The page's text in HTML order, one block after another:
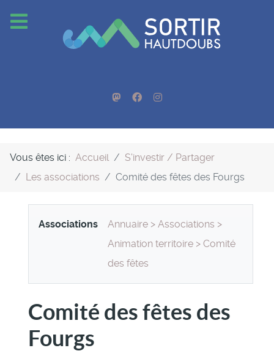
Vous êtes ici : Accueil
S'investir / Partager
Les associations
Comité des fêtes des Fourgs
Associations Annuaire > Associations >
Animation territoire > Comité
des fêtes
Comité des fêtes des
Fourgs